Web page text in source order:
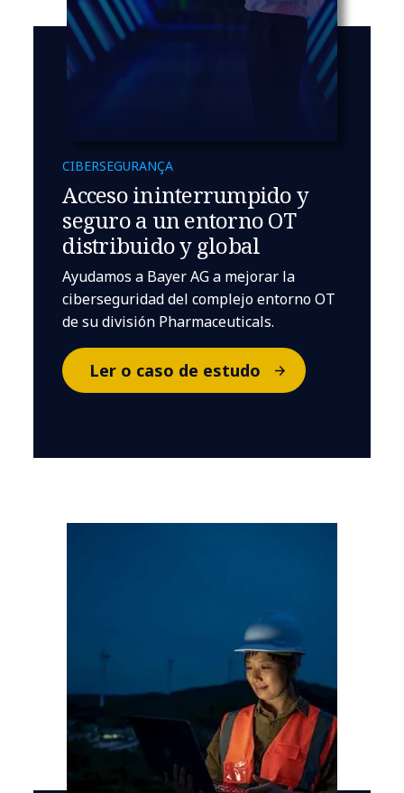
CIBERSEGURANÇA
Acceso ininterrumpido y
seguro a un entorno OT
distribuido y global
Ayudamos a Bayer AG a mejorar la
ciberseguridad del complejo entorno OT
de su división Pharmaceuticals.
Ler o caso de estudo